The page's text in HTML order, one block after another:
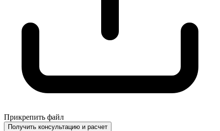
Прикрепить файл
Получить консультацию и расчет